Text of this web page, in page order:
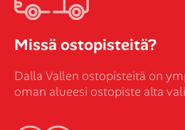
Missä ostopisteitä?
Dalla Vallen ostopisteitä on
oman alueesi ostopiste alta